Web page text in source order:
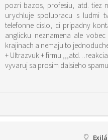
pozri bazos, profesiu, atd. tiez
urychluje spolupracu s ludmi
telefonne cislo, ci pripadny
anglicku neznamena ale
krajinach a nemaju to
vyvaruj sa prosim dalsieho